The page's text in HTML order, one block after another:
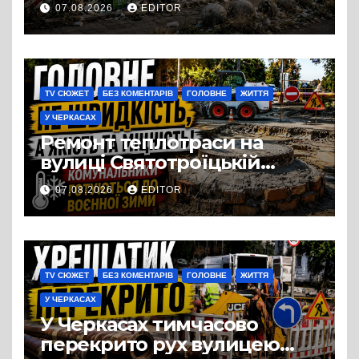
сміттєзвалище
07.08.2026 EDITOR
TV СЮЖЕТ БЕЗ КОМЕНТАРІВ ГОЛОВНЕ ЖИТТЯ
У ЧЕРКАСАХ
Ремонт теплотраси на
вулиці Святотроїцькій
затягнувся порівняно із
запланованими термінами.
Вулицю досі не відкрили
для руху
07.08.2026 EDITOR
TV СЮЖЕТ БЕЗ КОМЕНТАРІВ ГОЛОВНЕ ЖИТТЯ
У ЧЕРКАСАХ
У Черкасах тимчасово
перекрито рух вулицею